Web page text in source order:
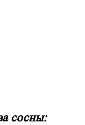
сосны: